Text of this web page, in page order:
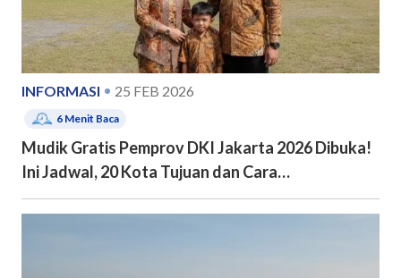
INFORMASI 25 FEB 2026
6 Menit Baca
Mudik Gratis Pemprov DKI Jakarta 2026 Dibuka!
Ini Jadwal, 20 Kota Tujuan dan Cara
Pendaftarannya